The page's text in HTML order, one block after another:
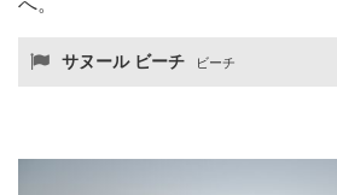
へ。
サヌール ビーチ ビーチ